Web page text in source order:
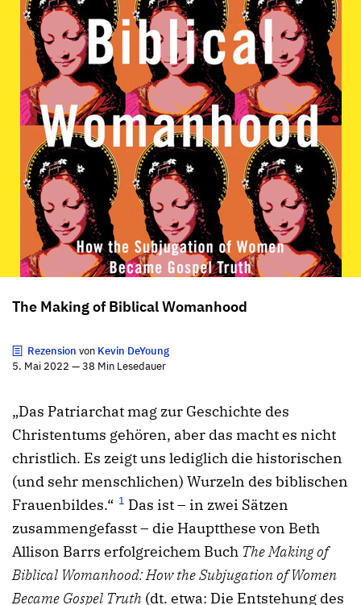
The Making of Biblical Womanhood
Rezension von Kevin DeYoung
5. Mai 2022 — 38 Min Lesedauer
„Das Patriarchat mag zur Geschichte des
Christentums gehören, aber das macht es nicht
christlich. Es zeigt uns lediglich die historischen
(und sehr menschlichen) Wurzeln des biblischen
Frauenbildes.“ 1 Das ist – in zwei Sätzen
zusammengefasst – die Hauptthese von Beth
Allison Barrs erfolgreichem Buch The Making of
Biblical Womanhood: How the Subjugation of Women
Became Gospel Truth (dt. etwa: Die Entstehung des